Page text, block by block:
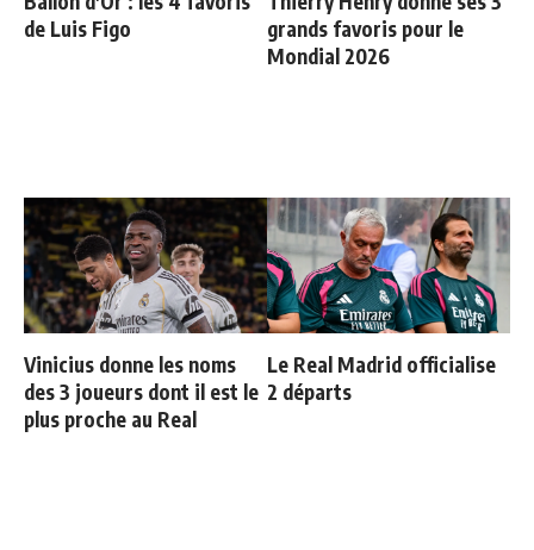
de Luis Figo
grands favoris pour le
Mondial 2026
Vinicius donne les noms
des 3 joueurs dont il est le
plus proche au Real
Le Real Madrid officialise
2 départs